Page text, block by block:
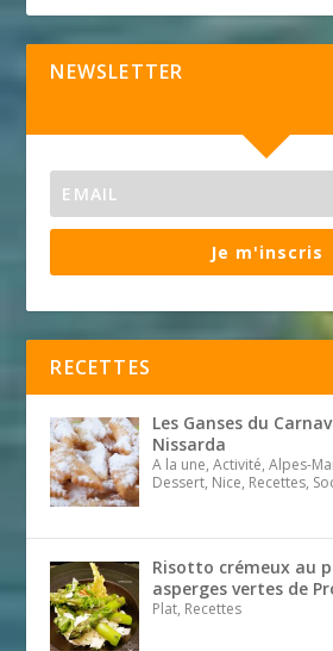
NEWSLETTER
Je m'inscris
RECETTES
Les Ganses du
Nissarda
A la une, Activité, Alpes-
Dessert, Nice, Recettes,
Risotto crémeux au
asperges vertes de
Plat, Recettes